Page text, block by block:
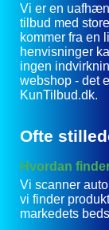
Vi er en
tilbud med
kommer fra en
henvisninger
ingen
webshop - det
KunTilbud.dk.
Ofte
Hvordan
Vi scanner
vi finder
markedets